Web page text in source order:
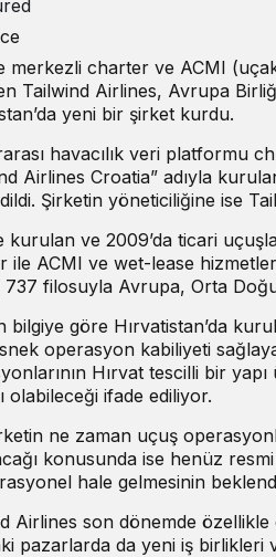
merkezli charter ve ACMI
Tailwind Airlines, Avrupa
yeni bir şirket kurdu.
havacılık veri platformu
Airlines Croatia” adıyla
Şirketin yöneticiliğine ise
kurulan ve 2009’da ticari
ile ACMI ve wet-lease
737 filosuyla Avrupa, Orta
bilgiye göre Hırvatistan’da
operasyon kabiliyeti
Hırvat tescilli bir
olabileceği ifade ediliyor.
ne zaman uçuş
konusunda ise henüz
hale gelmesinin
Airlines son dönemde
pazarlarda da yeni iş